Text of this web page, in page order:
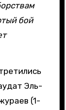
бой
Эль-
(1-